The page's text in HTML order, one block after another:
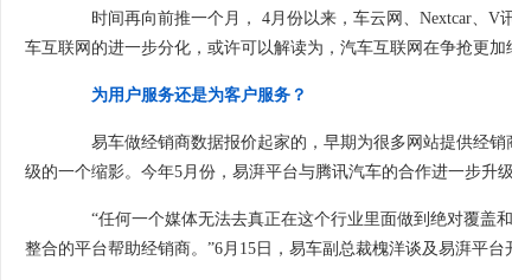
时间再向前推一个月， 4月份以来，车云网、Nextcar、V
车互联网的进一步分化，或许可以解读为，汽车互联网在争抢更加
为用户服务还是为客户服务？
易车做经销商数据报价起家的，早期为很多网站提供经销
级的一个缩影。今年5月份，易湃平台与腾讯汽车的合作进一步升级
“任何一个媒体无法去真正在这个行业里面做到绝对覆盖
整合的平台帮助经销商。”6月15日，易车副总裁槐洋谈及易湃平台